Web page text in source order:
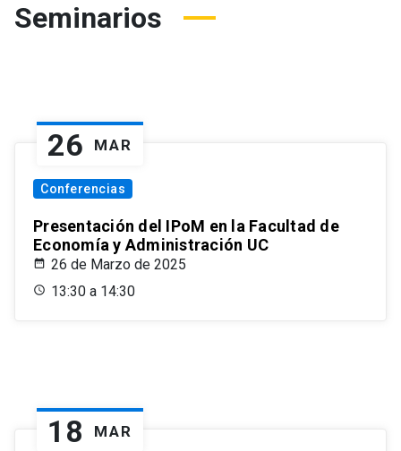
Seminarios
26 MAR
Conferencias
Presentación del IPoM en la Facultad de
Economía y Administración UC
26 de Marzo de 2025
13:30 a 14:30
18 MAR